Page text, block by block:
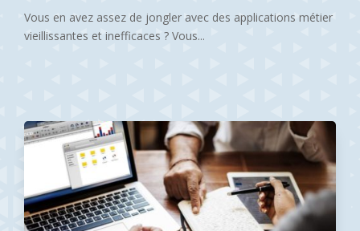
Vous en avez assez de jongler avec des applications métier
vieillissantes et inefficaces ? Vous...